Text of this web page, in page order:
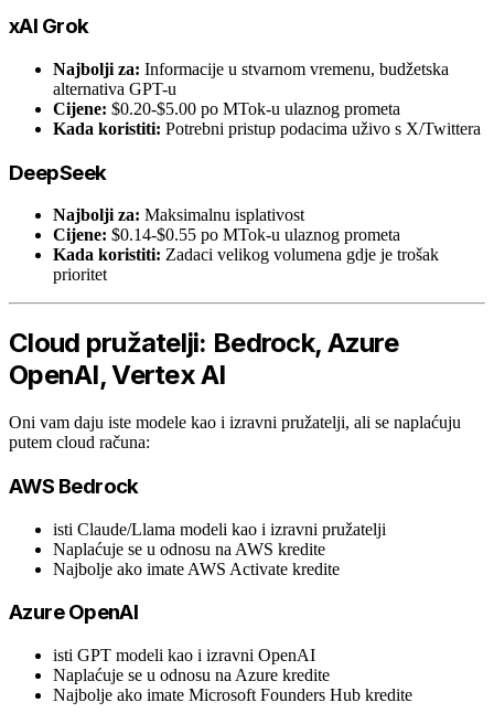
xAI Grok
Najbolji za: Informacije u stvarnom vremenu, budžetska
alternativa GPT-u
Cijene: $0.20-$5.00 po MTok-u ulaznog prometa
Kada koristiti: Potrebni pristup podacima uživo s X/Twittera
DeepSeek
Najbolji za: Maksimalnu isplativost
Cijene: $0.14-$0.55 po MTok-u ulaznog prometa
Kada koristiti: Zadaci velikog volumena gdje je trošak
prioritet
Cloud pružatelji: Bedrock, Azure
OpenAI, Vertex AI
Oni vam daju iste modele kao i izravni pružatelji, ali se naplaćuju
putem cloud računa:
AWS Bedrock
isti Claude/Llama modeli kao i izravni pružatelji
Naplaćuje se u odnosu na AWS kredite
Najbolje ako imate AWS Activate kredite
Azure OpenAI
isti GPT modeli kao i izravni OpenAI
Naplaćuje se u odnosu na Azure kredite
Najbolje ako imate Microsoft Founders Hub kredite